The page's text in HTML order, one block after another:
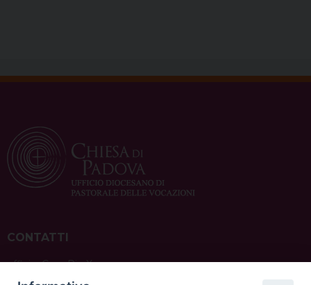
CONTATTI
ufficio: Casa Pio X
via Bonporti, 20 – 35141 Padova